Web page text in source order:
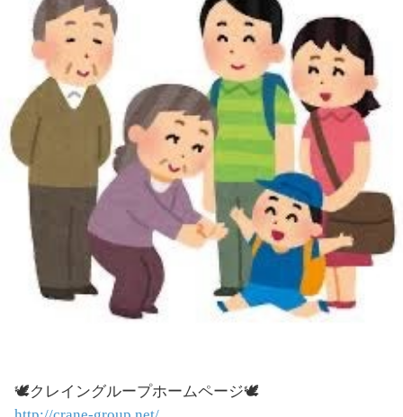
🕊️クレイングループホームページ🕊️